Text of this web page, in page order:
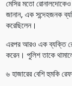
মেসির মতো
জানান, এক সন্দেহজনক
করেছিলেন।
এরপর আরও এক ব্যক্তি
করেন। পুলিশ তাকে
৬ হাজারের বেশি হুমকি